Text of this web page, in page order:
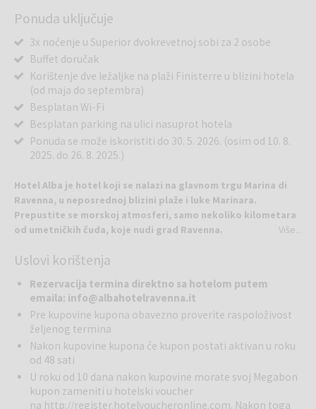
Ponuda uključuje
3x noćenje u Superior dvokrevetnoj sobi za 2 osobe
Buffet doručak
Korištenje dve ležaljke na plaži Finisterre u blizini hotela
(od maja do septembra)
Besplatan Wi-Fi
Besplatan parking na ulici nasuprot hotela
Ponuda se može iskoristiti do 30. 5. 2026. (osim od 10. 8.
2025. do 26. 8. 2025.)
Hotel Alba je hotel koji se nalazi na glavnom trgu Marina di
Ravenna, u neposrednoj blizini plaže i luke Marinara.
Prepustite se morskoj atmosferi, samo nekoliko kilometara
od umetničkih čuda, koje nudi grad Ravenna.
finim restoranom sa morskim plodovima i mnogim uspomenama za
Hotel se nalazi u neposrednoj blizini Finisterre plaže, plaže mekog
peska, izlazaka sunca roza boje, odmora i romantičnih večera,
okupanih mesečinom. Hotel Alba je porodični hotel, kao i odličan
izbor za one, koji čeznu za mirom.
Dvokrevetna Superior soba: bračni krevet, ogledalo, frižider (na
zahtev), fen za kosu, kupatilo sa tuš kabinom, šampon i gel za
tuširanje, sef, krevetić za dete, terasa, klima, TV i besplatan Wi-Fi.
Više...
Uslovi korištenja
Rezervacija termina direktno sa hotelom putem
emaila: info@albahotelravenna.it
Pre kupovine kupona obavezno proverite raspoloživost
željenog termina
Nakon kupovine kupona će kupon postati aktivan u roku
od 48 sati
U roku od 10 dana nakon kupovine morate svoj Megabon
kupon zameniti u hotelski voucher
na http://register.hotelvoucheronline.com. Nakon toga